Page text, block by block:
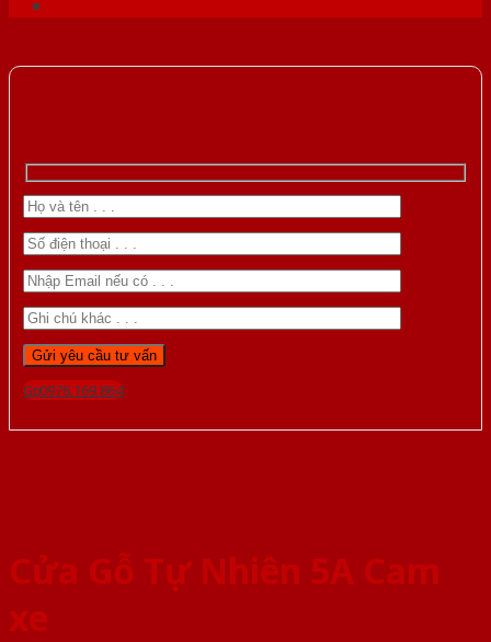
Gọi 0976.169.864
Cửa Gỗ Tự Nhiên 5A Cam
xe